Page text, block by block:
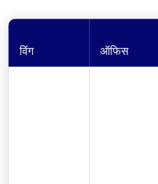
विंग ऑफिस